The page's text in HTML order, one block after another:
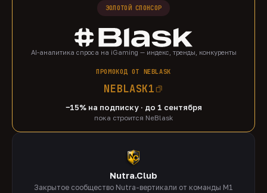
ЗОЛОТОЙ СПОНСОР
AI-аналитика спроса на iGaming — индекс, тренды, конкуренты
ПРОМОКОД ОТ NEBLASK
NEBLASK1
−15% на подписку · до 1 сентября
пока строится NeBlask
Nutra.Club
Закрытое сообщество Nutra-вертикали от команды M1